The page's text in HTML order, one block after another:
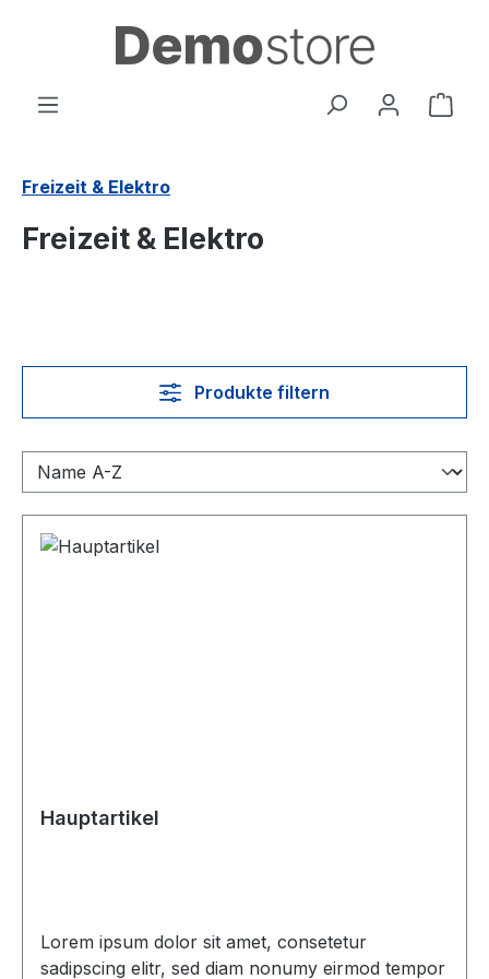
Zum Hauptinhalt springen
Freizeit & Elektro
Freizeit & Elektro
Produkte filtern
Hauptartikel
Lorem ipsum dolor sit amet, consetetur
sadipscing elitr, sed diam nonumy eirmod tempor